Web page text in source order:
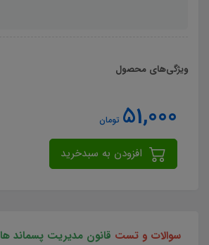
ویژگی‌های محصول
51,000 تومان
سوالات و تست قانون مدیریت پسماند ها